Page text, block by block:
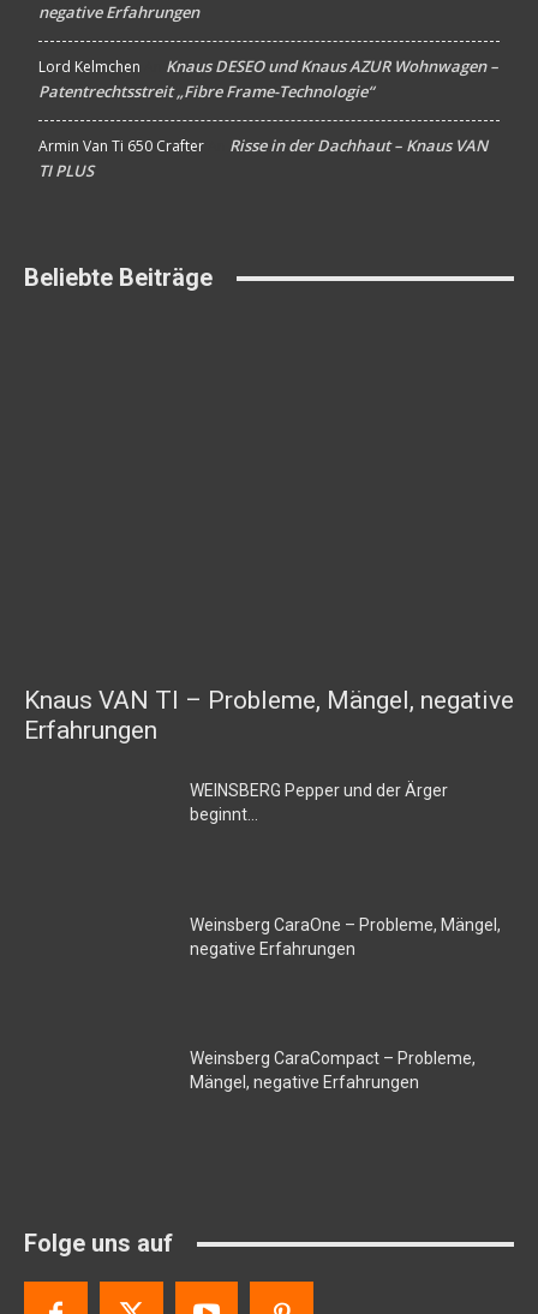
negative Erfahrungen
Lord Kelmchen
Knaus DESEO und Knaus AZUR Wohnwagen –
Patentrechtsstreit „Fibre Frame-Technologie“
Armin Van Ti 650 Crafter
Risse in der Dachhaut – Knaus VAN
TI PLUS
Beliebte Beiträge
Knaus VAN TI – Probleme, Mängel, negative
Erfahrungen
WEINSBERG Pepper und der Ärger
beginnt…
Weinsberg CaraOne – Probleme, Mängel,
negative Erfahrungen
Weinsberg CaraCompact – Probleme,
Mängel, negative Erfahrungen
Folge uns auf